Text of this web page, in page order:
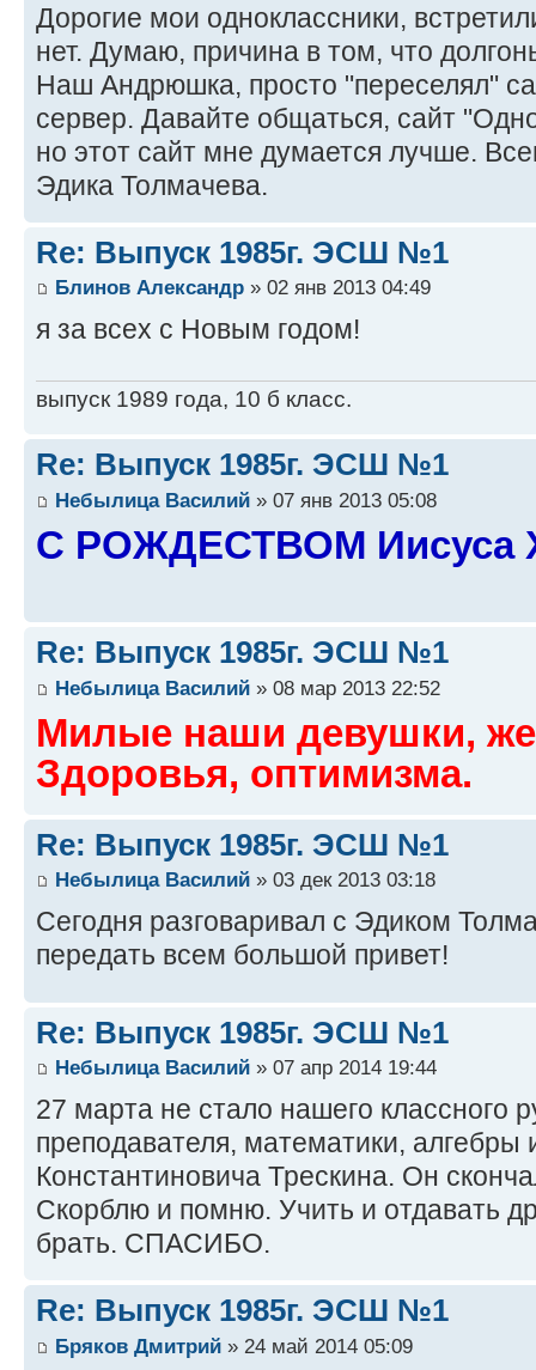
Дорогие мои одноклассники,
нет. Думаю, причина в том, что
Наш Андрюшка, просто "переселял"
сервер. Давайте общаться, сайт
но этот сайт мне думается лучше.
Эдика Толмачева.
Re: Выпуск 1985г. ЭСШ №1
Блинов Александр » 02 янв 2013 04:49
я за всех с Новым годом!
выпуск 1989 года, 10 б класс.
Re: Выпуск 1985г. ЭСШ №1
Небылица Василий » 07 янв 2013 05:08
С РОЖДЕСТВОМ Иисуса
Re: Выпуск 1985г. ЭСШ №1
Небылица Василий » 08 мар 2013 22:52
Милые наши девушки,
Здоровья, оптимизма.
Re: Выпуск 1985г. ЭСШ №1
Небылица Василий » 03 дек 2013 03:18
Сегодня разговаривал с Эдиком
передать всем большой привет!
Re: Выпуск 1985г. ЭСШ №1
Небылица Василий » 07 апр 2014 19:44
27 марта не стало нашего классного
преподавателя, математики, алгебры
Константиновича Трескина. Он
Скорблю и помню. Учить и отдавать
брать. СПАСИБО.
Re: Выпуск 1985г. ЭСШ №1
Бряков Дмитрий » 24 май 2014 05:09